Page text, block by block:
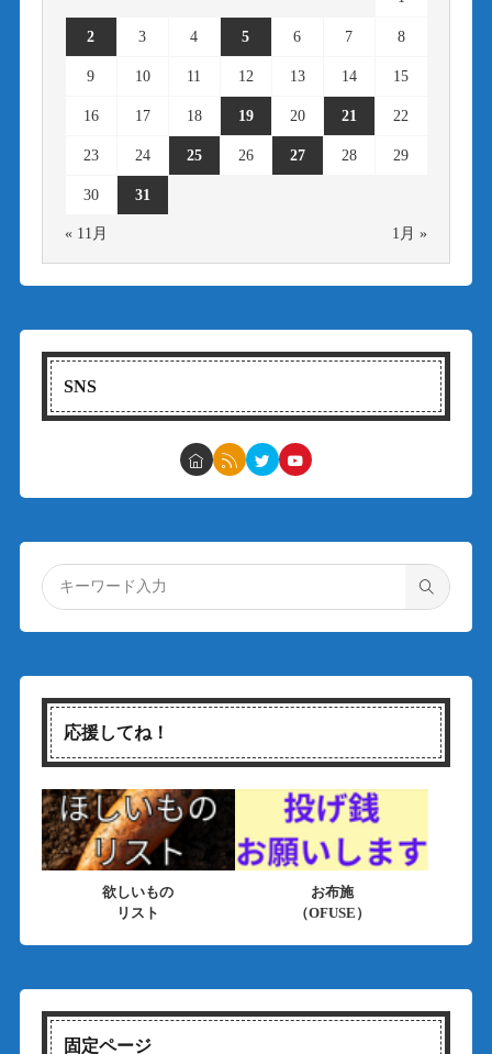
2 3 4 5 6 7 8
9 10 11 12 13 14 15
16 17 18 19 20 21 22
23 24 25 26 27 28 29
30 31
« 11月 1月 »
SNS
応援してね！
欲しいもの
リスト
お布施
（OFUSE）
固定ページ